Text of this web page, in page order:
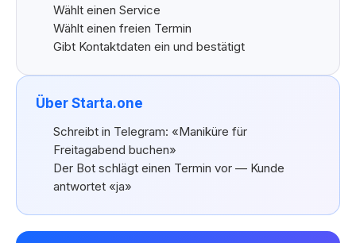
Wählt einen Service
Wählt einen freien Termin
Gibt Kontaktdaten ein und bestätigt
Über Starta.one
Schreibt in Telegram: «Maniküre für
Freitagabend buchen»
Der Bot schlägt einen Termin vor — Kunde
antwortet «ja»